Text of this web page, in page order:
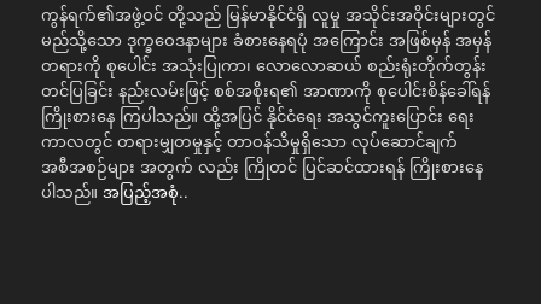
ကွန်ရက်၏အဖွဲ့ဝင် တို့သည် မြန်မာနိုင်ငံရှိ လူမှု အသိုင်းအဝိုင်းများတွင်
မည်သို့သော ဒုက္ခဝေဒနာများ ခံစားနေရပုံ အကြောင်း အဖြစ်မှန် အမှန်
တရားကို စုပေါင်း အသုံးပြုကာ၊ လောလောဆယ် စည်းရုံးတိုက်တွန်း
တင်ပြခြင်း နည်းလမ်းဖြင့် စစ်အစိုးရ၏ အာဏာကို စုပေါင်းစိန်ခေါ်ရန်
ကြိုးစားနေ ကြပါသည်။ ထို့အပြင် နိုင်ငံရေး အသွင်ကူးပြောင်း ရေး
ကာလတွင် တရားမျှတမှုနှင့် တာဝန်သိမှုရှိသော လုပ်ဆောင်ချက်
အစီအစဉ်များ အတွက် လည်း ကြိုတင် ပြင်ဆင်ထားရန် ကြိုးစားနေ
ပါသည်။ အပြည့်အစုံ..